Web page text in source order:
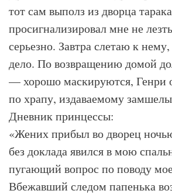
тот сам выполз из дворца
просигнализировал мне не
серьезно. Завтра слетаю к
дело. По возвращению домой
— хорошо маскируются, Генри
по храпу, издаваемому
Дневник принцессы:
«Жених прибыл во дворец
без доклада явился в мою
пугающий вопрос по поводу
Вбежавший следом папенька